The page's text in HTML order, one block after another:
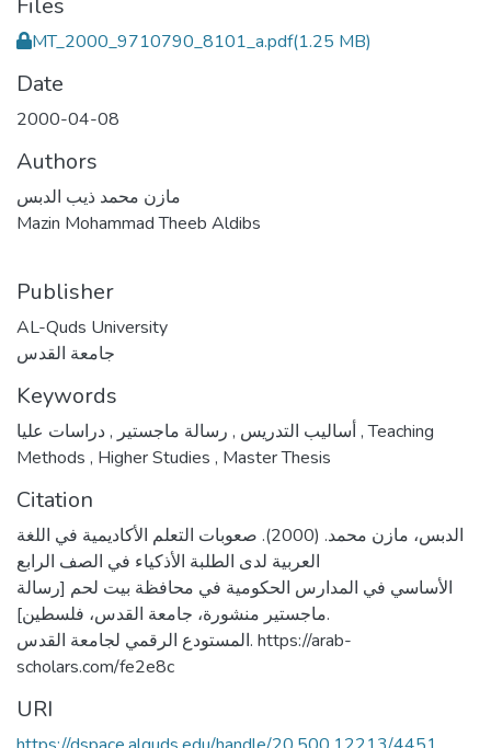
Files
MT_2000_9710790_8101_a.pdf(1.25 MB)
Date
2000-04-08
Authors
مازن محمد ذيب الدبس
Mazin Mohammad Theeb Aldibs
Publisher
AL-Quds University
جامعة القدس
Keywords
أساليب التدريس , رسالة ماجستير , ,Teaching
Methods , Higher Studies , Master Thesis
Citation
الدبس، مازن محمد. (2000). صعوبات التعلم الأكاديمية في اللغة
العربية لدى الطلبة الأذكياء في الصف الرابع
الأساسي في المدارس الحكومية في محافظة بيت لحم [رسالة
ماجستير منشورة، جامعة القدس، فلسطين].
المستودع الرقمي لجامعة القدس. https://arab-
scholars.com/fe2e8c
URI